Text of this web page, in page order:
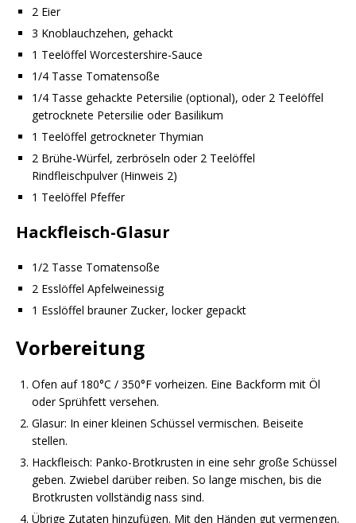
2 Eier
3 Knoblauchzehen, gehackt
1 Teelöffel Worcestershire-Sauce
1/4 Tasse Tomatensoße
1/4 Tasse gehackte Petersilie (optional), oder 2 Teelöffel
getrocknete Petersilie oder Basilikum
1 Teelöffel getrockneter Thymian
2 Brühe-Würfel, zerbröseln oder 2 Teelöffel
Rindfleischpulver (Hinweis 2)
1 Teelöffel Pfeffer
Hackfleisch-Glasur
1/2 Tasse Tomatensoße
2 Esslöffel Apfelweinessig
1 Esslöffel brauner Zucker, locker gepackt
Vorbereitung
Ofen auf 180°C / 350°F vorheizen. Eine Backform mit Öl
oder Sprühfett versehen.
Glasur: In einer kleinen Schüssel vermischen. Beiseite
stellen.
Hackfleisch: Panko-Brotkrusten in eine sehr große Schüssel
geben. Zwiebel darüber reiben. So lange mischen, bis die
Brotkrusten vollständig nass sind.
Übrige Zutaten hinzufügen. Mit den Händen gut vermengen.